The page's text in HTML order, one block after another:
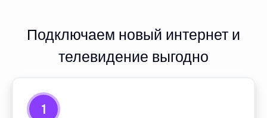
Подключаем новый интернет и
телевидение выгодно
1